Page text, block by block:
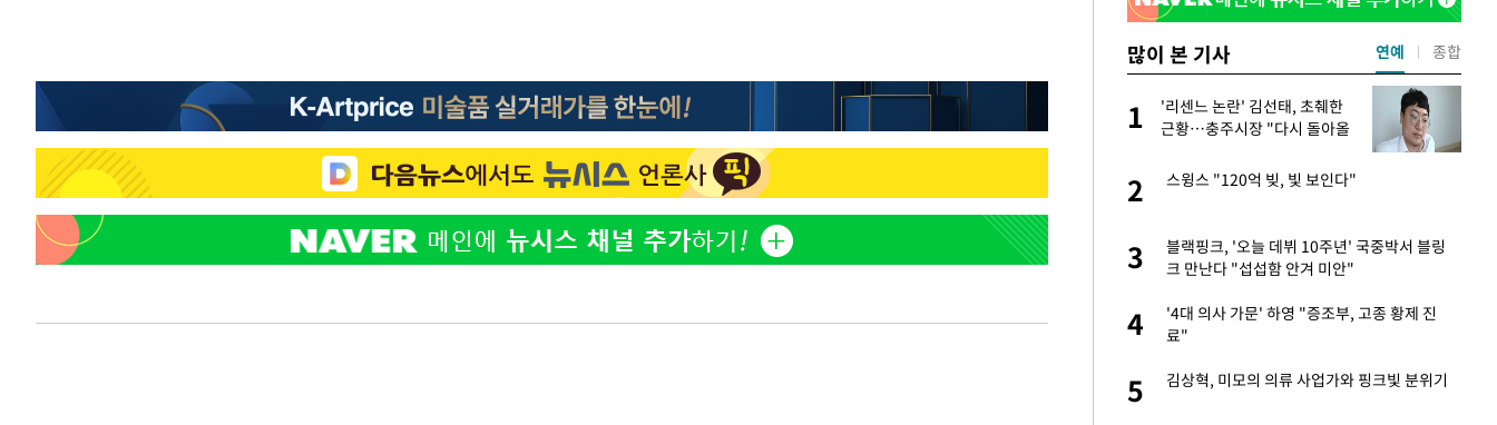
많이 본 기사
"창 3개 띄워도 답답함 없
네"…'폴드8 울트라', 일주일
써보니
2
학 뒤집는 것"
3
김도영·곽빈·안현민…오승환·니퍼트가 콕
집은 차기 메이저리거
4
1
'리센느 논란' 김선태, 초췌한
근황…충주시장 "다시 돌아올
2 스윙스 "120억 빚, 빛 보인다"
3
블랙핑크, '오늘 데뷔 10주년' 국중박서 블링
크 만난다 "섭섭함 안겨 미안"
4
'4대 의사 가문' 하영 "증조부, 고종 황제 진
료"
5 김상혁, 미모의 의류 사업가와 핑크빛 분위기
연예 종합